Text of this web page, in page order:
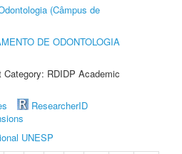
(Câmpus de
DE ODONTOLOGIA
RDIDP Academic
ResearcherID
UNESP